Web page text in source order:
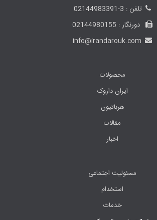
تلفن : 3-02144983391
دورنگار : 02144980155
info@irandarouk.com
محصولات
ایران داروک
هرباتیون
مقالات
اخبار
مسئولیت اجتماعی
استخدام
خدمات